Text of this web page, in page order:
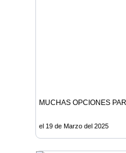
MUCHAS OPCIONES
el 19 de Marzo del 2025